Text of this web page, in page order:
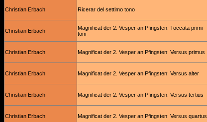
Christian Erbach Ricerar del settimo tono
Christian Erbach
Magnificat der 2. Vesper an Pfingsten: Toccata primi
toni
Christian Erbach Magnificat der 2. Vesper an Pfingsten: Versus primus
Christian Erbach Magnificat der 2. Vesper an Pfingsten: Versus alter
Christian Erbach Magnificat der 2. Vesper an Pfingsten: Versus tertius
Christian Erbach Magnificat der 2. Vesper an Pfingsten: Versus quartus